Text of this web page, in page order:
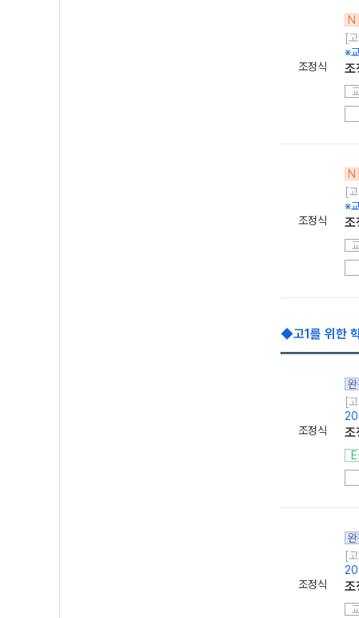
조정식
N
[
※
조정식
N
[
※
◆고1를 위한
조정식
[
조정식
[